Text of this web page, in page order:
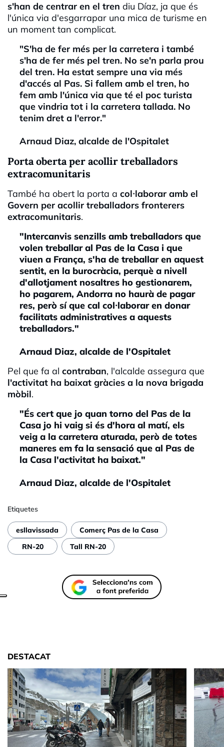
s'han de centrar en el tren diu Díaz, ja que és
l'única via d'esgarrapar una mica de turisme en
un moment tan complicat.
"S'ha de fer més per la carretera i també
s'ha de fer més pel tren. No se'n parla prou
del tren. Ha estat sempre una via més
d'accés al Pas. Si fallem amb el tren, ho
fem amb l'única via que té el poc turista
que vindria tot i la carretera tallada. No
tenim dret a l'error."
Arnaud Diaz, alcalde de l'Ospitalet
Porta oberta per acollir treballadors
extracomunitaris
També ha obert la porta a col·laborar amb el
Govern per acollir treballadors fronterers
extracomunitaris.
"Intercanvis senzills amb treballadors que
volen treballar al Pas de la Casa i que
viuen a França, s'ha de treballar en aquest
sentit, en la burocràcia, perquè a nivell
d'allotjament nosaltres ho gestionarem,
ho pagarem, Andorra no haurà de pagar
res, però sí que cal col·laborar en donar
facilitats administratives a aquests
treballadors."
Arnaud Diaz, alcalde de l'Ospitalet
Pel que fa al contraban, l'alcalde assegura que
l'activitat ha baixat gràcies a la nova brigada
mòbil.
"És cert que jo quan torno del Pas de la
Casa jo hi vaig si és d'hora al matí, els
veig a la carretera aturada, però de totes
maneres em fa la sensació que al Pas de
la Casa l'activitat ha baixat."
Arnaud Diaz, alcalde de l'Ospitalet
Etiquetes
esllavissada
Comerç Pas de la Casa
RN-20
Tall RN-20
DESTACAT